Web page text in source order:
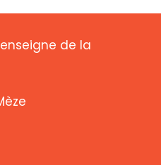
enseigne de la